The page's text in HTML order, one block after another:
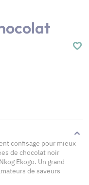
confisage pour mieux
de chocolat noir
Ekogo. Un grand
de saveurs